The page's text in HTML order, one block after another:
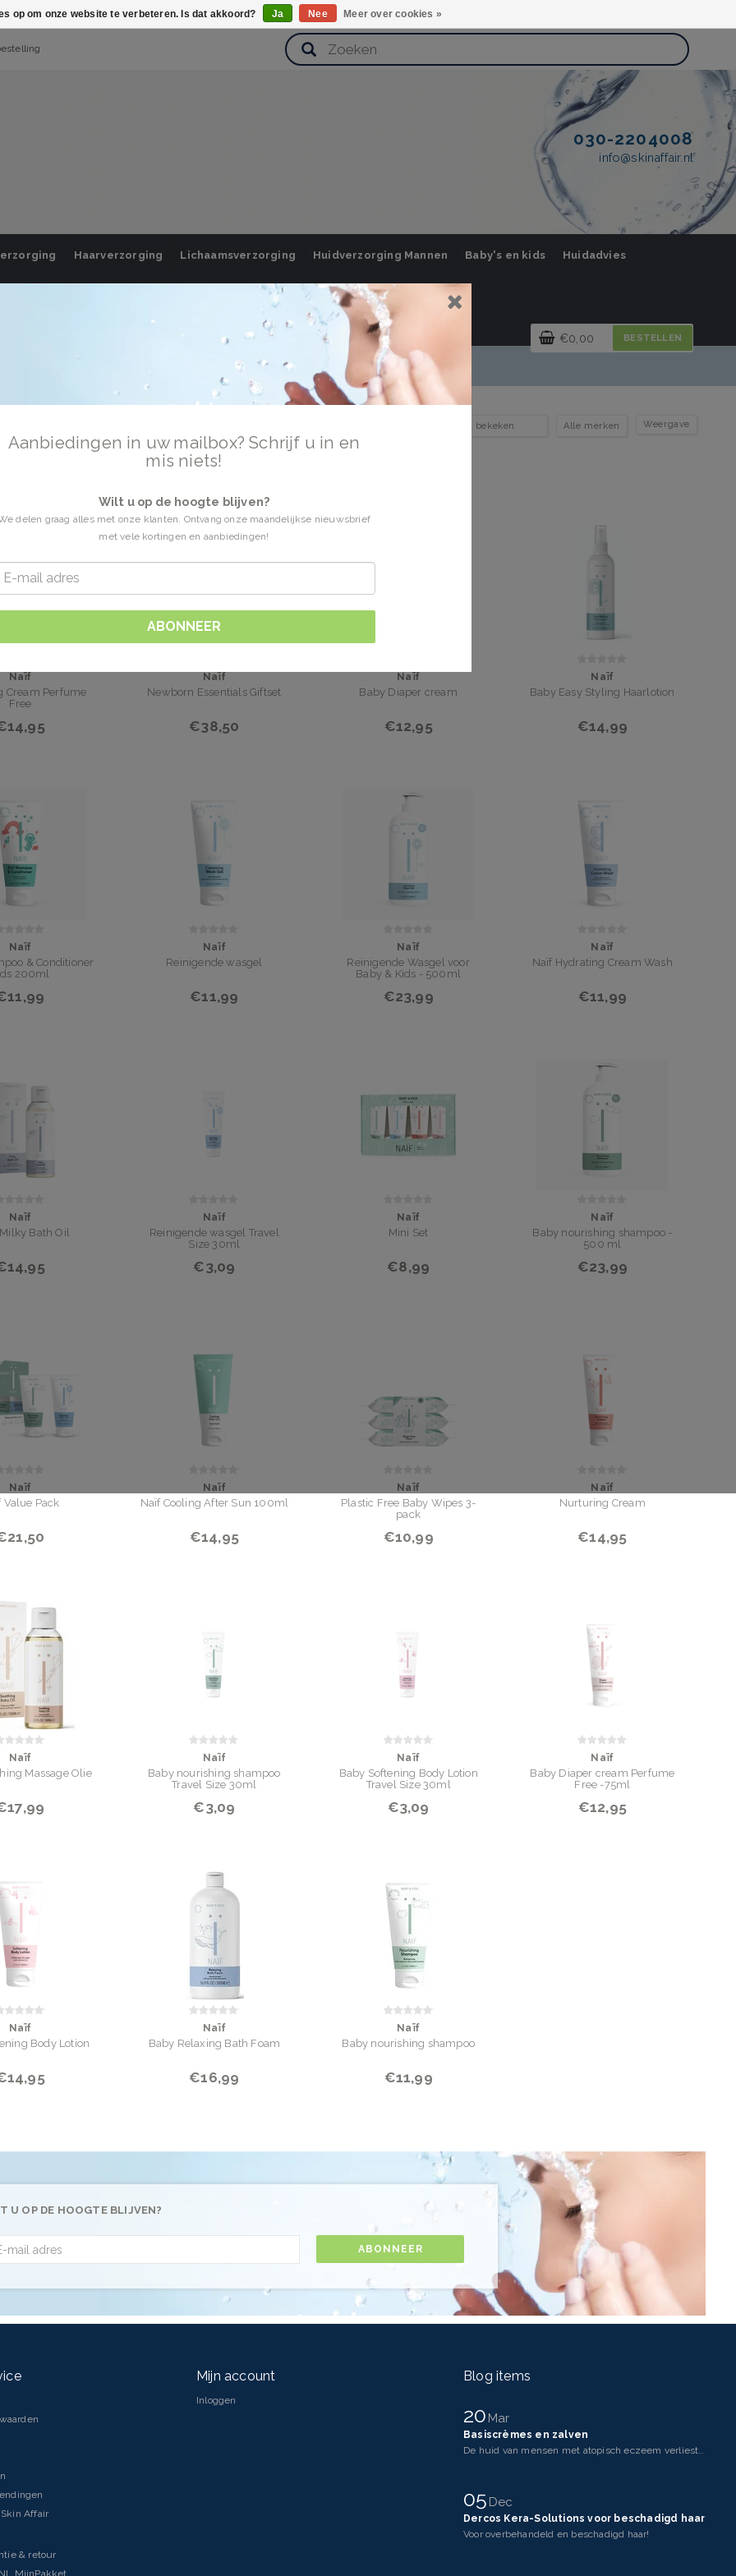
030-2204008
info@skinaffair.nl
Haarverzorging Lichaamsverzorging Huidverzorging Mannen Baby's en kids Huidadvies
€0,00 BESTELLEN
Weergave
Naïf
Cream Perfume
Free
Naïf
Newborn Essentials Giftset
€38,50
Naïf
Baby Diaper cream
€12,95
Naïf
Baby Easy Styling Haarlotion
€14,99
Naïf
& Conditioner
200ml
Naïf
Reinigende wasgel
€11,99
Naïf
Reinigende Wasgel voor
Baby & Kids - 500ml
€23,99
Naïf
Naïf Hydrating Cream Wash
€11,99
Naïf
Bath Oil
Naïf
Reinigende wasgel Travel
Size 30ml
€3,09
Naïf
Mini Set
€8,99
Naïf
Baby nourishing shampoo -
500 ml
€23,99
Naïf
Value Pack
Naïf
Naïf Cooling After Sun 100ml
€14,95
Naïf
Plastic Free Baby Wipes 3-
pack
€10,99
Naïf
Nurturing Cream
€14,95
Naïf
Massage Olie
Naïf
Baby nourishing shampoo
Travel Size 30ml
€3,09
Naïf
Baby Softening Body Lotion
Travel Size 30ml
€3,09
Naïf
Baby Diaper cream Perfume
Free -75ml
€12,95
Naïf
Body Lotion
Naïf
Baby Relaxing Bath Foam
€16,99
Naïf
Baby nourishing shampoo
€11,99
U OP DE HOOGTE BLIJVEN?
ABONNEER
Affair
& retour
MijnPakket
Mijn account
Inloggen
Blog items
20Mar
Basiscrèmes en zalven
De huid van mensen met atopisch eczeem verliest makkelijker vocht dan een gezonde huid. Dit komt doo
05Dec
Dercos Kera-Solutions voor beschadigd haar
Voor overbehandeld en beschadigd haar!
Aanbiedingen in uw mailbox? Schrijf u in en
mis niets!
Wilt u op de hoogte blijven?
delen graag alles met onze klanten. Ontvang onze maandelijkse nieuwsbrief
met vele kortingen en aanbiedingen!
ABONNEER
op om onze website te verbeteren. Is dat akkoord? Ja Nee Meer over cookies »